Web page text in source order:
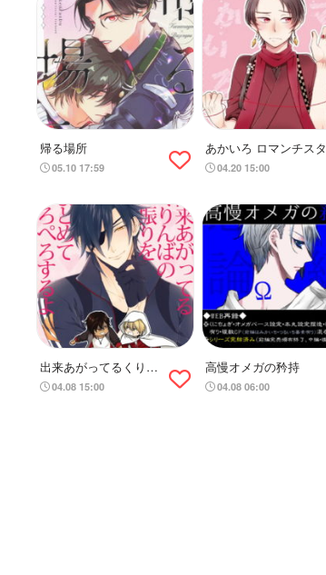
帰る場所
05.10 17:59
あかいろ ロマンチスタ
04.20 15:00
出来あがってるくりん
ばの二振りをまとめて
04.08 15:00
高慢オメガの矜持
04.08 06:00